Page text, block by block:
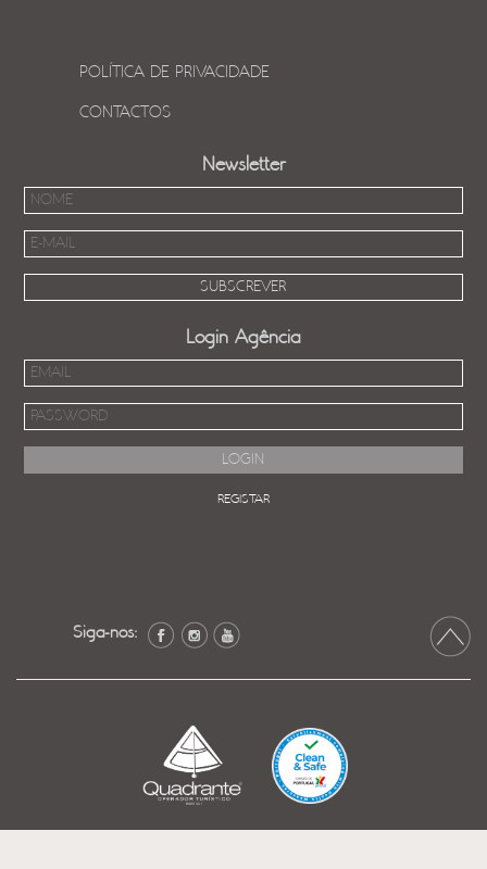
POLÍTICA DE PRIVACIDADE
CONTACTOS
Newsletter
Login Agência
REGISTAR
Siga-nos: